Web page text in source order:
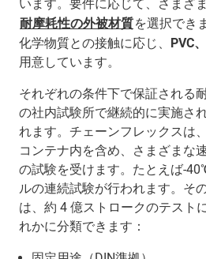
います。要件に応じて、さまざ
耐摩耗性の外被材質を選択でき
化学物質との接触に応じ、 PVC
用意しています。
それぞれの条件下で保証される
の社内試験所で継続的に実施さ
れます。チェーンフレックスは
コンテナ内を含め、さまざまな
の試験を受けます。たとえば-
ルの連続試験が行われます。そ
は、約 4 億ストロークのテスト
れかに分類できます：